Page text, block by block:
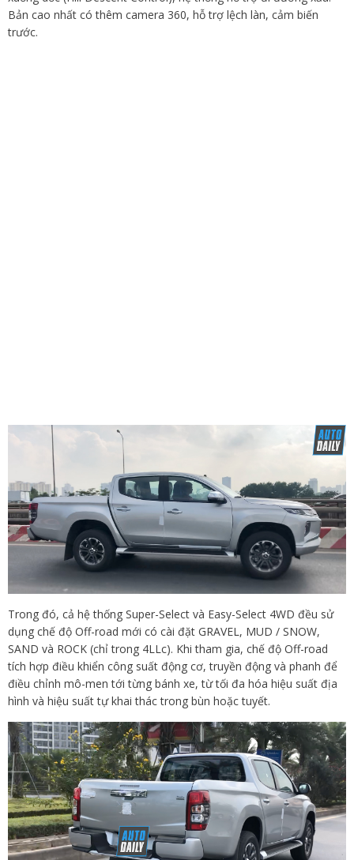
Bản cao nhất có thêm camera 360, hỗ trợ lệch làn, cảm biến
trước.
Trong đó, cả hệ thống Super-Select và Easy-Select 4WD đều sử
dụng chế độ Off-road mới có cài đặt GRAVEL, MUD / SNOW,
SAND và ROCK (chỉ trong 4LLc). Khi tham gia, chế độ Off-road
tích hợp điều khiển công suất động cơ, truyền động và phanh để
điều chỉnh mô-men tới từng bánh xe, từ tối đa hóa hiệu suất địa
hình và hiệu suất tự khai thác trong bùn hoặc tuyết.